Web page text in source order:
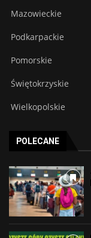
Mazowieckie
Podkarpackie
Pomorskie
Świętokrzyskie
Wielkopolskie
POLECANE